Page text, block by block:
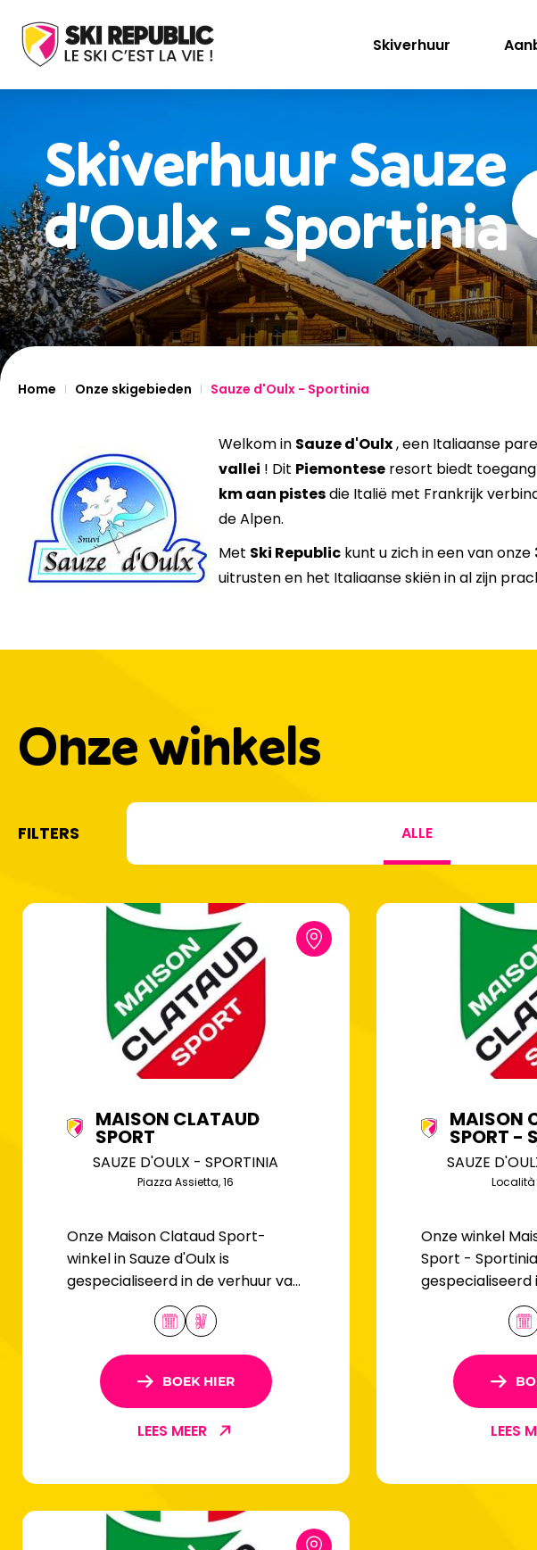
Skiverhuur
SkiverhuurSauze
d'Oulx - Sportinia
Home Onze skigebieden Sauze d'Oulx - Sportinia
Welkom in Sauze d'Oulx, een Italiaanse
vallei ! Dit Piemontese resort biedt
km aan pistesdie Italië met Frankrijk
de Alpen.
Met Ski Republic kunt u zich in een van onze
uitrusten en het Italiaanse skiën in al zijn
Onze winkels
FILTERS ALLE
MAISON CLATAUD
SPORT
SAUZE D'OULX - SPORTINIA
Piazza Assietta, 16
Onze Maison Clataud Sport-
winkel in Sauze d'Oulx is
gespecialiseerd in de verhuur van
ski- en snowboardmateriaal voor
het hele gezin.
BOEK HIER
LEES MEER
MAISON
SPORT -
SAUZE
Onze winkel
Sport - Sportinia
gespecialiseerd
ski- en
het hele gezin.
LEES